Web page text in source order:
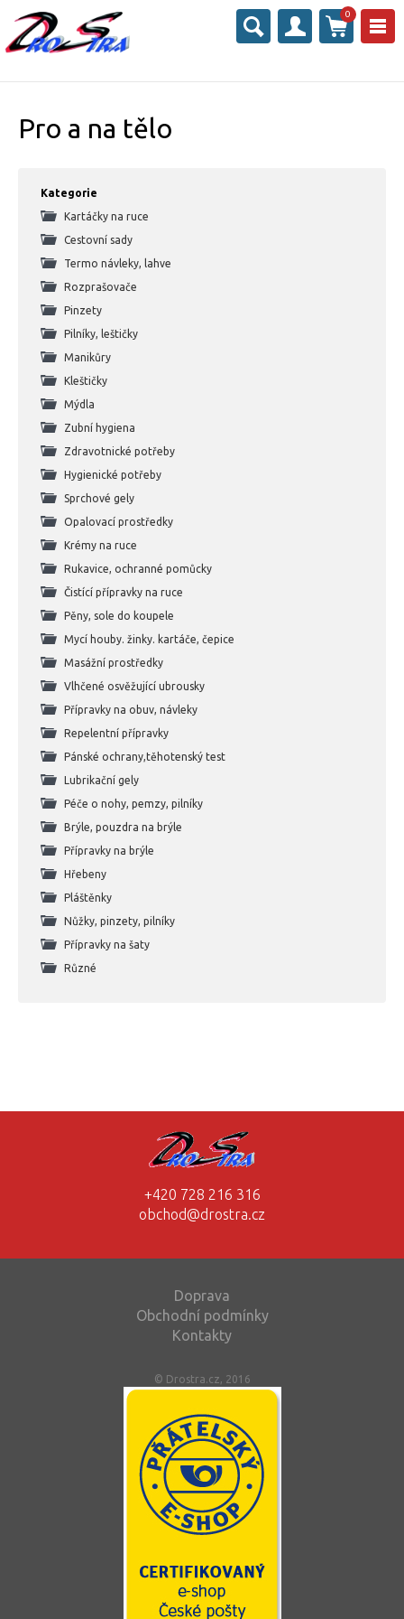
0
Pro a na tělo
Kategorie
Kartáčky na ruce
Cestovní sady
Termo návleky, lahve
Rozprašovače
Pinzety
Pilníky, leštičky
Manikůry
Kleštičky
Mýdla
Zubní hygiena
Zdravotnické potřeby
Hygienické potřeby
Sprchové gely
Opalovací prostředky
Krémy na ruce
Rukavice, ochranné pomůcky
Čistící přípravky na ruce
Pěny, sole do koupele
Mycí houby. žinky. kartáče, čepice
Masážní prostředky
Vlhčené osvěžující ubrousky
Přípravky na obuv, návleky
Repelentní přípravky
Pánské ochrany,těhotenský test
Lubrikační gely
Péče o nohy, pemzy, pilníky
Brýle, pouzdra na brýle
Přípravky na brýle
Hřebeny
Pláštěnky
Nůžky, pinzety, pilníky
Přípravky na šaty
Různé
+420 728 216 316
obchod@drostra.cz
Doprava
Obchodní podmínky
Kontakty
© Drostra.cz, 2016